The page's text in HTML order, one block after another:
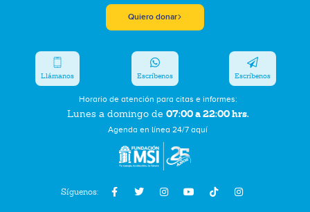
Quiero donar
Síguenos:
Horario de atención para citas e informes:
Lunes a domingo de 07:00 a 22:00 hrs.
Agenda en línea 24/7 aquí
Llámanos Escríbenos Escríbenos